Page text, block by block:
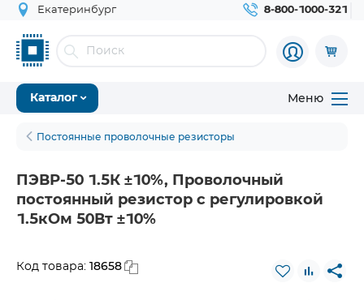
Екатеринбург 8-800-1000-321
Каталог Меню
Постоянные проволочные резисторы
ПЭВР-50 1.5К ±10%, Проволочный
постоянный резистор с регулировкой
1.5кОм 50Вт ±10%
Код товара: 18658